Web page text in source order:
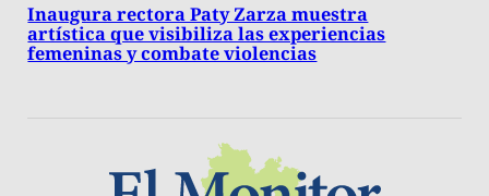
Inaugura rectora Paty Zarza muestra
artística que visibiliza las experiencias
femeninas y combate violencias